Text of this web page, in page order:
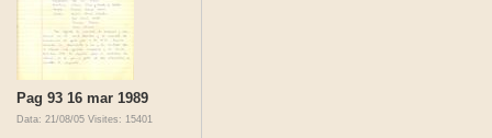
Pag 93 16 mar 1989
Data: 21/08/05 Visites: 15401